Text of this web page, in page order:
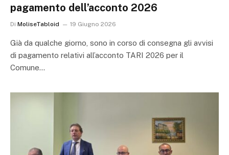
pagamento dell’acconto 2026
Di MoliseTabloid 19 Giugno 2026
Già da qualche giorno, sono in corso di consegna gli avvisi
di pagamento relativi all’acconto TARI 2026 per il
Comune…